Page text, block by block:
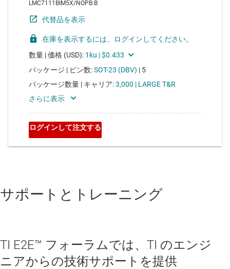
サポートとトレーニング
TI E2E™ フォーラムでは、TI のエンジ
ニアからの技術サポートを提供